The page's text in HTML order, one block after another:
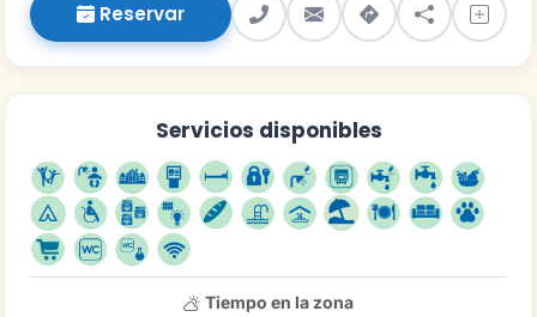
Reservar
Servicios disponibles
Tiempo en la zona